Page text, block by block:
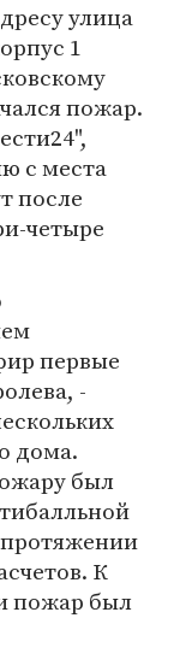
улица
1
пожар.
с места
после
четыре
первые
-
дома.
был
К
пожар был